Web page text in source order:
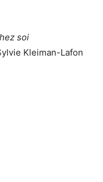
soi
Kleiman-Lafon